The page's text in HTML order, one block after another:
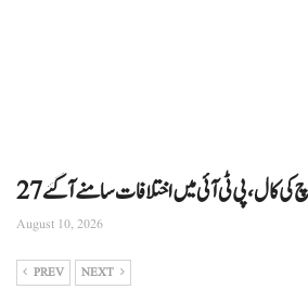
کی کال، پی ٹی آئی میں اختلافات سامنے آگئے
August 10, 2026
PREV NEXT